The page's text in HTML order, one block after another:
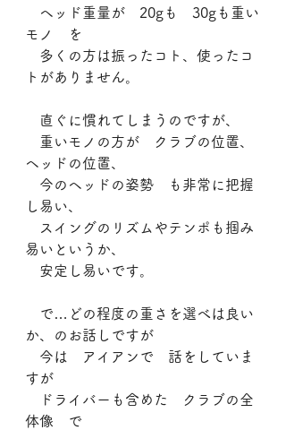
ヘッド重量が　20gも　30gも重い
モノ　を
多くの方は振ったコト、使ったコ
トがありません。
直ぐに慣れてしまうのですが、
重いモノの方が　クラブの位置、
ヘッドの位置、
今のヘッドの姿勢　も非常に把握
し易い、
スイングのリズムやテンポも掴み
易いというか、
安定し易いです。
で…どの程度の重さを選べは良い
か、のお話しですが
今は　アイアンで　話をしていま
すが
ドライバーも含めた　クラブの全
体像　で